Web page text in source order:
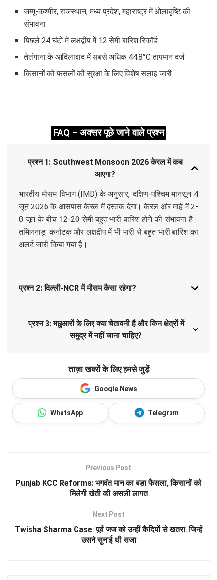
जम्मू-कश्मीर, राजस्थान, मध्य प्रदेश, महाराष्ट्र में ओलावृष्टि की
संभावना
पिछले 24 घंटों में लक्षद्वीप में 12 सेमी बारिश रिकॉर्ड
तेलंगाना के आदिलाबाद में सबसे अधिक 44.8°C तापमान दर्ज
किसानों को फसलों की सुरक्षा के लिए विशेष सलाह जारी
FAQ – अक्सर पूछे जाने वाले प्रश्न
प्रश्न 1: Southwest Monsoon 2026 केरल में कब
आएगा?
भारतीय मौसम विभाग (IMD) के अनुसार, दक्षिण-पश्चिम मानसून 4
जून 2026 के आसपास केरल में दस्तक देगा। केरल और माहे में 2-
8 जून के बीच 12-20 सेमी बहुत भारी बारिश होने की संभावना है।
तमिलनाडु, कर्नाटक और लक्षद्वीप में भी भारी से बहुत भारी बारिश का
अलर्ट जारी किया गया है।
प्रश्न 2: दिल्ली-NCR में मौसम कैसा रहेगा?
प्रश्न 3: मछुआरों के लिए क्या चेतावनी है और किन क्षेत्रों में
समुद्र में नहीं जाना चाहिए?
ताज़ा खबरों के लिए हमसे जुड़ें
Google News
WhatsApp Telegram
Previous Post
Punjab KCC Reforms: भगवंत मान का बड़ा फैसला, किसानों को
मिलेगी खेती की असली लागत
Next Post
Twisha Sharma Case: पूर्व जज को उन्हीं कैदियों से खतरा, जिन्हें
उसने सुनाई थी सजा